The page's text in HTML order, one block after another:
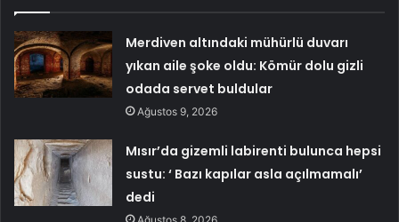
Merdiven altındaki mühürlü duvarı
yıkan aile şoke oldu: Kömür dolu gizli
odada servet buldular
Ağustos 9, 2026
Mısır’da gizemli labirenti bulunca hepsi
sustu: ‘ Bazı kapılar asla açılmamalı’
dedi